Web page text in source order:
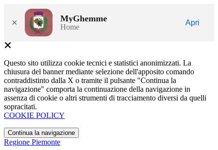
× MyGhemme
Home
Apri
Questo sito utilizza cookie tecnici e statistici anonimizzati. La
chiusura del banner mediante selezione dell'apposito comando
contraddistinto dalla X o tramite il pulsante "Continua la
navigazione" comporta la continuazione della navigazione in
assenza di cookie o altri strumenti di tracciamento diversi da quelli
sopracitati.
COOKIE POLICY
Continua la navigazione
Regione Piemonte